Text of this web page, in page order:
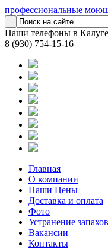
профессиональные
Наши телефоны в Калуге
8 (930) 754-15-16
Главная
О компании
Наши Цены
Доставка и оплата
Фото
Устранение запахов
Вакансии
Контакты